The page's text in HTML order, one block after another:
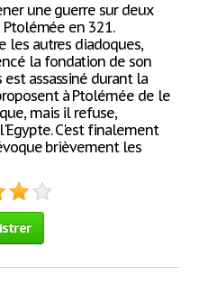
une guerre sur deux
en 321.
les autres diadoques,
la fondation de son
est assassiné durant la
à Ptolémée de le
mais il refuse,
C'est finalement
brièvement les